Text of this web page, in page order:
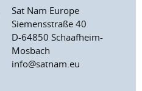
Sat Nam Europe
Siemensstraße 40
D-64850 Schaafheim-
Mosbach
info@satnam.eu